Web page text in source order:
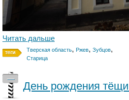
Читать дальше
Тверская область, Ржев, Зубцов,
Старица
—
День рождения